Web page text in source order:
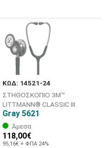
ΚΩΔ: 14521-24
ΣΤΗΘΟΣΚΟΠΙΟ 3M™
LITTMANN® CLASSIC III
Gray 5621
Άμεσα
118,00€
95,16€ + ΦΠΑ 24%